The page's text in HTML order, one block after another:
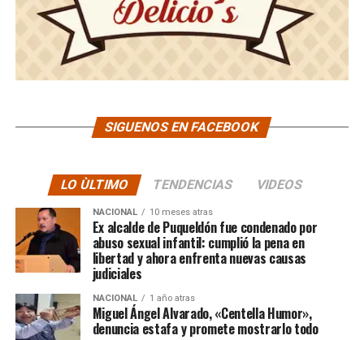
SIGUENOS EN FACEBOOK
LO ÙLTIMO TENDENCIAS VIDEOS
NACIONAL 10 meses atras
Ex alcalde de Puqueldón fue condenado por
abuso sexual infantil: cumplió la pena en
libertad y ahora enfrenta nuevas causas
judiciales
NACIONAL 1 año atras
Miguel Ángel Alvarado, «Centella Humor»,
denuncia estafa y promete mostrarlo todo